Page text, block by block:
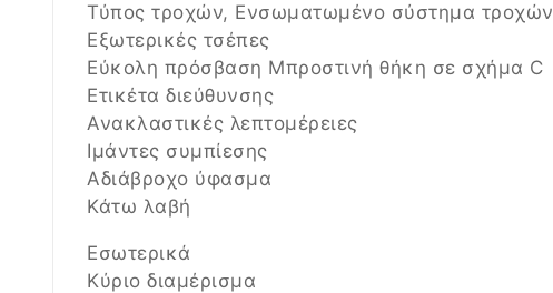
Τύπος τροχών, Ενσωματωμένο σύστημα τροχών
Εξωτερικές τσέπες
Εύκολη πρόσβαση Μπροστινή θήκη σε σχήμα C
Ετικέτα διεύθυνσης
Ανακλαστικές λεπτομέρειες
Ιμάντες συμπίεσης
Αδιάβροχο ύφασμα
Κάτω λαβή
Εσωτερικά
Κύριο διαμέρισμα